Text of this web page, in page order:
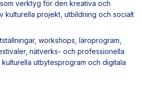
verktyg för den kreativa och
kulturella projekt, utbildning och socialt
workshops, läroprogram,
nätverks- och professionella
utbytesprogram och digitala